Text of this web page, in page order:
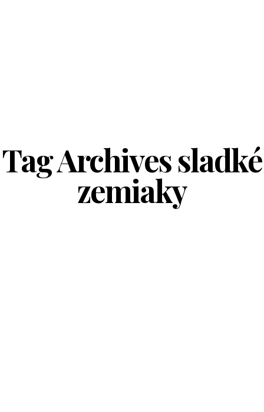
Tag Archivessladké
zemiaky